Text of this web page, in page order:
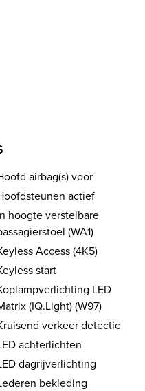
airbag(s) voor
actief
hoogte verstelbare
(WA1)
Access (4K5)
start
LED
(IQ.Light) (W97)
verkeer detectie
achterlichten
dagrijverlichting
bekleding